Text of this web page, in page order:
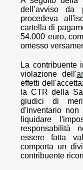
dell’avviso da
procedeva
cartella di
54.000 euro,
omesso
La contribuente
violazione dell'
effetti
la CTR della
giudici di
d'inventario
liquidare
responsabilità
essere fatta
comporta un
contribuente